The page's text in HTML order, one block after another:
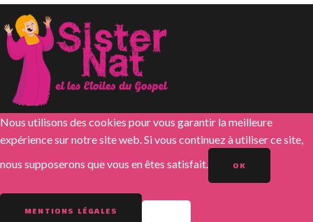
Nous utilisons des cookies pour vous garantir la meilleure
expérience sur notre site web. Si vous continuez à utiliser ce site,
nous supposerons que vous en êtes satisfait.
OK
MENTIONS LÉGALES